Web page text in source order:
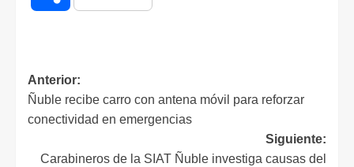
Anterior:
Ñuble recibe carro con antena móvil para reforzar
conectividad en emergencias
Siguiente:
Carabineros de la SIAT Ñuble investiga causas del